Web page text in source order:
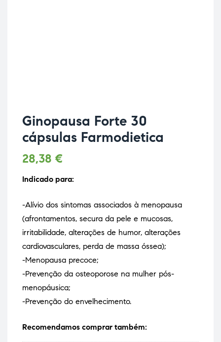
Ginopausa Forte 30
cápsulas Farmodietica
28,38 €
Indicado para:
-Alívio dos sintomas associados à menopausa
(afrontamentos, secura da pele e mucosas,
irritabilidade, alterações de humor, alterações
cardiovasculares, perda de massa óssea);
-Menopausa precoce;
-Prevenção da osteoporose na mulher pós-
menopáusica;
-Prevenção do envelhecimento.
Recomendamos comprar também: